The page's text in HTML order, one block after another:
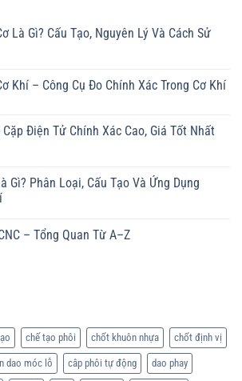
Là Gì? Cấu Tạo, Nguyên Lý Và Cách Sử
Khí – Công Cụ Đo Chính Xác Trong Cơ Khí
Điện Tử Chính Xác Cao, Giá Tốt Nhất
Gì? Phân Loại, Cấu Tạo Và Ứng Dụng
– Tổng Quan Từ A–Z
chế tạo phôi chốt khuôn nhựa chốt định vị
dao móc lỗ câp phôi tự động dao phay